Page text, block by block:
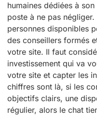
humaines dédiées à
poste à ne pas
personnes disponibles
des conseillers formés
votre site. Il faut
investissement qui va
votre site et capter les
chiffres sont là, si les
objectifs clairs, une
régulier, alors le chat